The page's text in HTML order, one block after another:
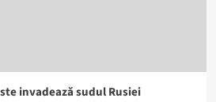
invadează sudul Rusiei